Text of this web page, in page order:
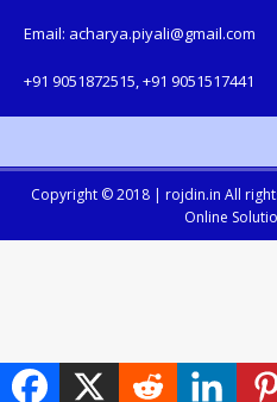
Email: acharya.piyali@gmail.com
+91 9051872515, +91 9051517441
Copyright © 2018 | rojdin.in All
Online